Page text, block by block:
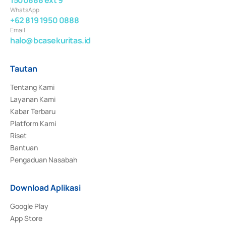
WhatsApp
+62 819 1950 0888
Email
halo@bcasekuritas.id
Tautan
Tentang Kami
Layanan Kami
Kabar Terbaru
Platform Kami
Riset
Bantuan
Pengaduan Nasabah
Download Aplikasi
Google Play
App Store